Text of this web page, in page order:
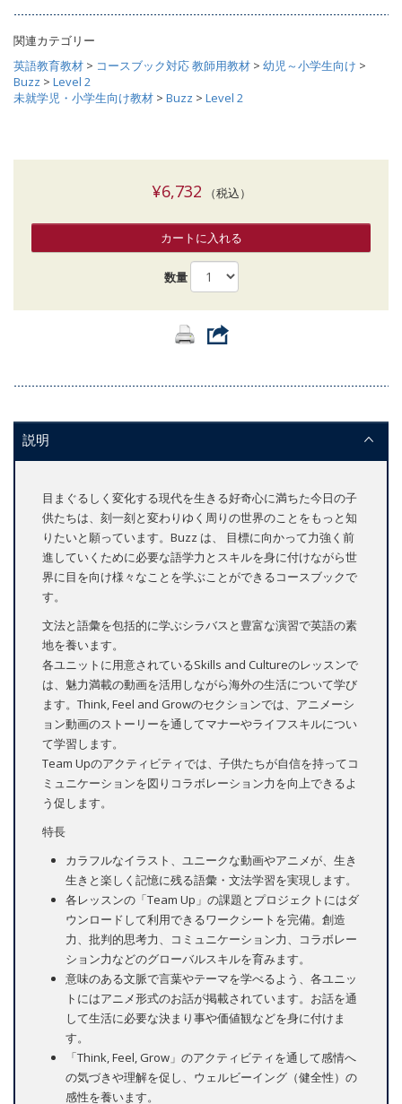
関連カテゴリー
英語教育教材 > コースブック対応 教師用教材 > 幼児～小学生向け >
Buzz > Level 2
未就学児・小学生向け教材 > Buzz > Level 2
¥6,732 （税込）
カートに入れる
数量
説明
目まぐるしく変化する現代を生きる好奇心に満ちた今日の子
供たちは、刻一刻と変わりゆく周りの世界のことをもっと知
りたいと願っています。Buzz は、 目標に向かって力強く前
進していくために必要な語学力とスキルを身に付けながら世
界に目を向け様々なことを学ぶことができるコースブックで
す。
文法と語彙を包括的に学ぶシラバスと豊富な演習で英語の素
地を養います。
各ユニットに用意されているSkills and Cultureのレッスンで
は、魅力満載の動画を活用しながら海外の生活について学び
ます。Think, Feel and Growのセクションでは、アニメーシ
ョン動画のストーリーを通してマナーやライフスキルについ
て学習します。
Team Upのアクティビティでは、子供たちが自信を持ってコ
ミュニケーションを図りコラボレーション力を向上できるよ
う促します。
特長
カラフルなイラスト、ユニークな動画やアニメが、生き
生きと楽しく記憶に残る語彙・文法学習を実現します。
各レッスンの「Team Up」の課題とプロジェクトにはダ
ウンロードして利用できるワークシートを完備。創造
力、批判的思考力、コミュニケーション力、コラボレー
ション力などのグローバルスキルを育みます。
意味のある文脈で言葉やテーマを学べるよう、各ユニッ
トにはアニメ形式のお話が掲載されています。お話を通
して生活に必要な決まり事や価値観などを身に付けま
す。
「Think, Feel, Grow」のアクティビティを通して感情へ
の気づきや理解を促し、ウェルビーイング（健全性）の
感性を養います。